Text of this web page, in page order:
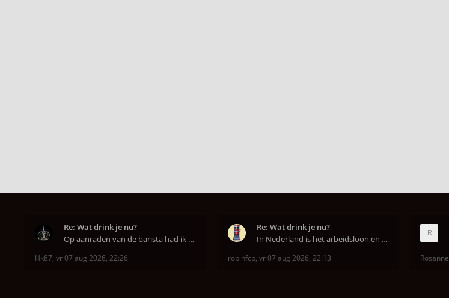
Re: Wat drink je nu?
Op aanraden van de barista had ik Purple Rain maa
Hk87, vr 07 aug 2026, 22:26
Re: Wat drink je nu?
In Nederland is het arbeidsloon en de winkelhuur o
robinfcb, vr 07 aug 2026, 22:13 Rosanne